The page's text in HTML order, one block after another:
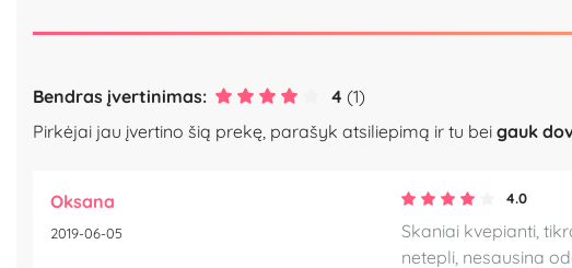
Bendras įvertinimas: 4 (1)
Pirkėjai jau įvertino šią prekę, parašyk atsiliepimą ir tu bei gauk
Oksana
2019-06-05
4.0
Skaniai kvepianti,
netepli, nesausina